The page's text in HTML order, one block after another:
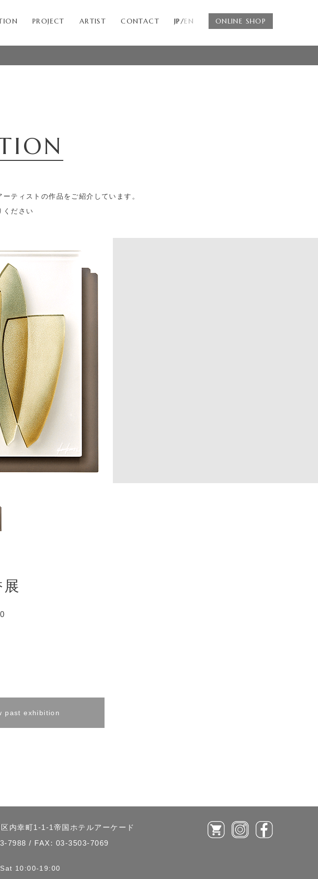
PROJECT ARTIST CONTACT JP/EN ONLINE SHOP
ーティストの作品をご紹介しています。
ください
past exhibition
内幸町1-1-1帝国ホテルアーケード
7988 / FAX: 03-3503-7069
10:00-19:00